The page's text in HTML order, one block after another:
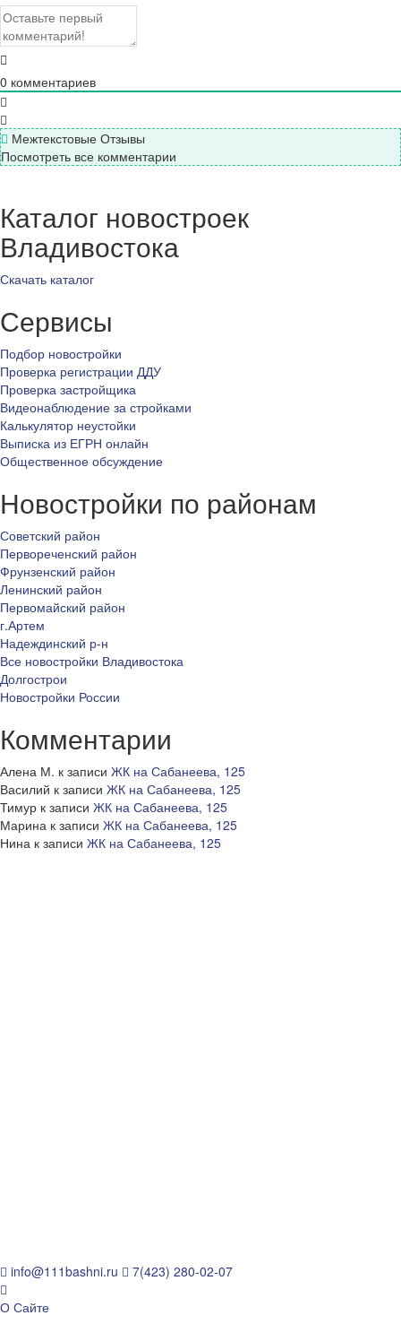
0 комментариев
Межтекстовые Отзывы
Посмотреть все комментарии
Каталог новостроек
Владивостока
Скачать каталог
Сервисы
Подбор новостройки
Проверка регистрации ДДУ
Проверка застройщика
Видеонаблюдение за стройками
Калькулятор неустойки
Выписка из ЕГРН онлайн
Общественное обсуждение
Новостройки по районам
Советский район
Первореченский район
Фрунзенский район
Ленинский район
Первомайский район
г.Артем
Надеждинский р-н
Все новостройки Владивостока
Долгострои
Новостройки России
Комментарии
Алена М. к записи ЖК на Сабанеева, 125
Василий к записи ЖК на Сабанеева, 125
Тимур к записи ЖК на Сабанеева, 125
Марина к записи ЖК на Сабанеева, 125
Нина к записи ЖК на Сабанеева, 125
info@111bashni.ru
7(423) 280-02-07
О Сайте